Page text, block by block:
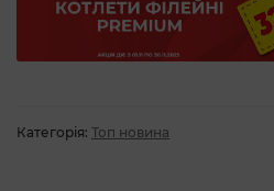
Категорія: Топ новина